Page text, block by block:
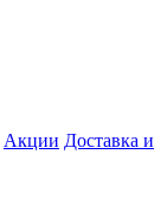
Акции Доставка и